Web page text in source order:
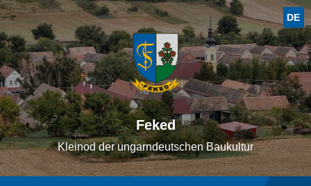
Skip
to
content
Skip
to
main
navigation
Skip
to
footer
DE
Feked
Kleinod der ungarndeutschen Baukultur